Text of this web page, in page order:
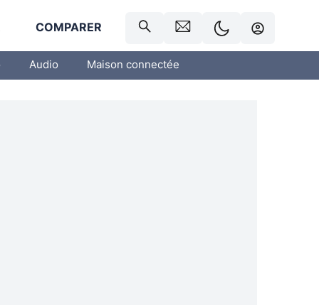
COMPARER
Audio Maison connectée